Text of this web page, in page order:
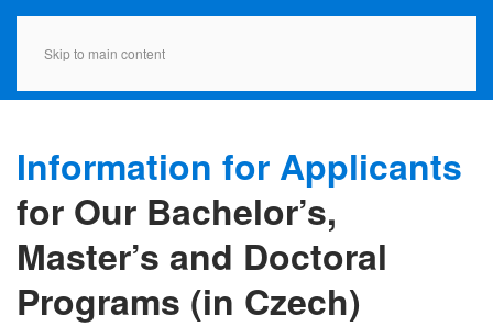
Skip to main content
Information for Applicants
for Our Bachelor’s,
Master’s and Doctoral
Programs (in Czech)